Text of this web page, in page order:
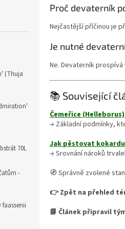
(Thuja
70L
-
Proč devaterník
Nejčastější příčinou je
Je nutné
Ne. Devaterník
📚 Související
Čemeřice
→ Základní podmínky,
Jak pěstovat
→ Srovnání nároků
🧭 Správně zvolené
👉 Zpět na přehled
📘 Článek připravil